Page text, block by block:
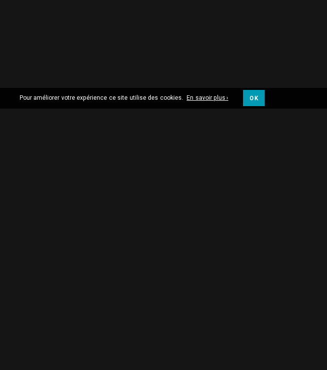
Pour améliorer votre expérience ce site utilise des cookies. En savoir plus › OK